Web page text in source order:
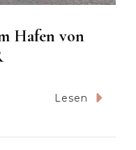
Hafen von
Lesen